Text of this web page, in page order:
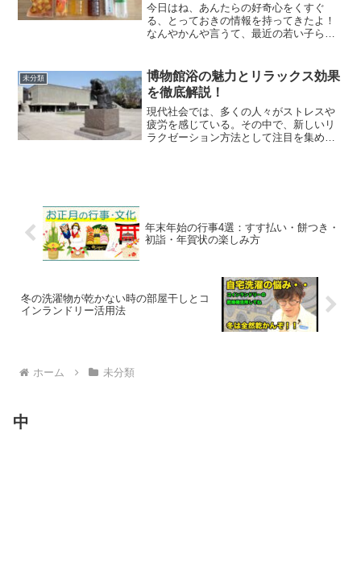
今日はね、あんたらの好奇心をくすぐ
る、とっておきの情報を持ってきたよ！
なんやかんや言うて、最近の若い子らは
にぴったり！ コンビニアレンジドリン
ク」 の裏技を教えたるわ！...
未分類
博物館浴の魅力とリラックス効果
を徹底解説！
現代社会では、多くの人々がストレスや
疲労を感じている。その中で、新しいリ
ラクゼーション方法として注目を集めて
年末年始の行事4選：すす払い・餅つき・
初詣・年賀状の楽しみ方
冬の洗濯物が乾かない時の部屋干しとコ
インランドリー活用法
ホーム 未分類
中